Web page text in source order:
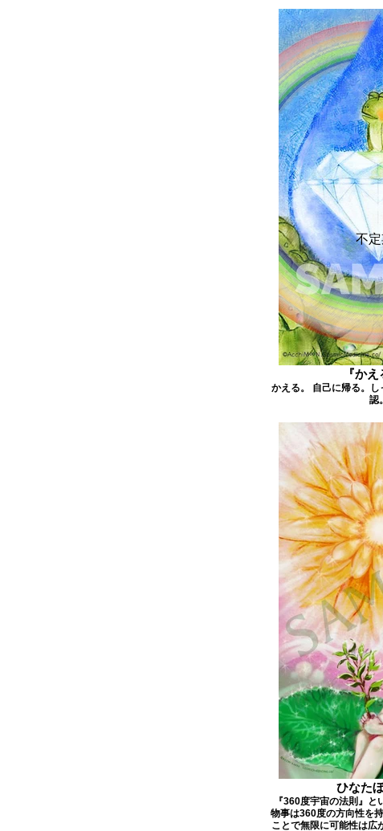
『かえ
かえる。 自己に帰る。
認。
ひなた
『360度宇宙の法則』と
物事は360度の方向性を
ことで無限に可能性は広
不